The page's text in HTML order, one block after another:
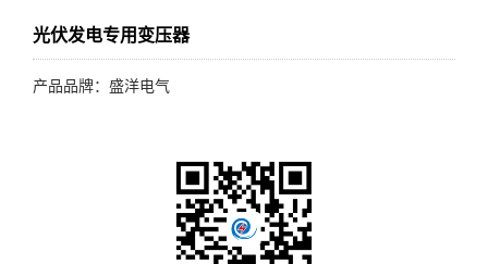
光伏发电专用变压器
产品品牌：盛洋电气